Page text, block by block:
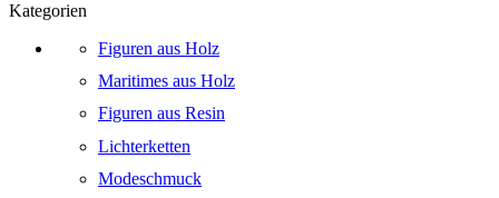
Kategorien
Figuren aus Holz
Maritimes aus Holz
Figuren aus Resin
Lichterketten
Modeschmuck